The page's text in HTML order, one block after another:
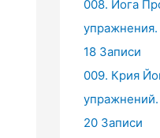
008. Йога
упражнения.
18 Записи
009. Крия
упражнений.
20 Записи